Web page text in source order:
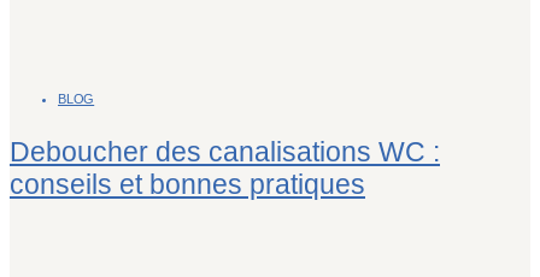
BLOG
Deboucher des canalisations WC :
conseils et bonnes pratiques